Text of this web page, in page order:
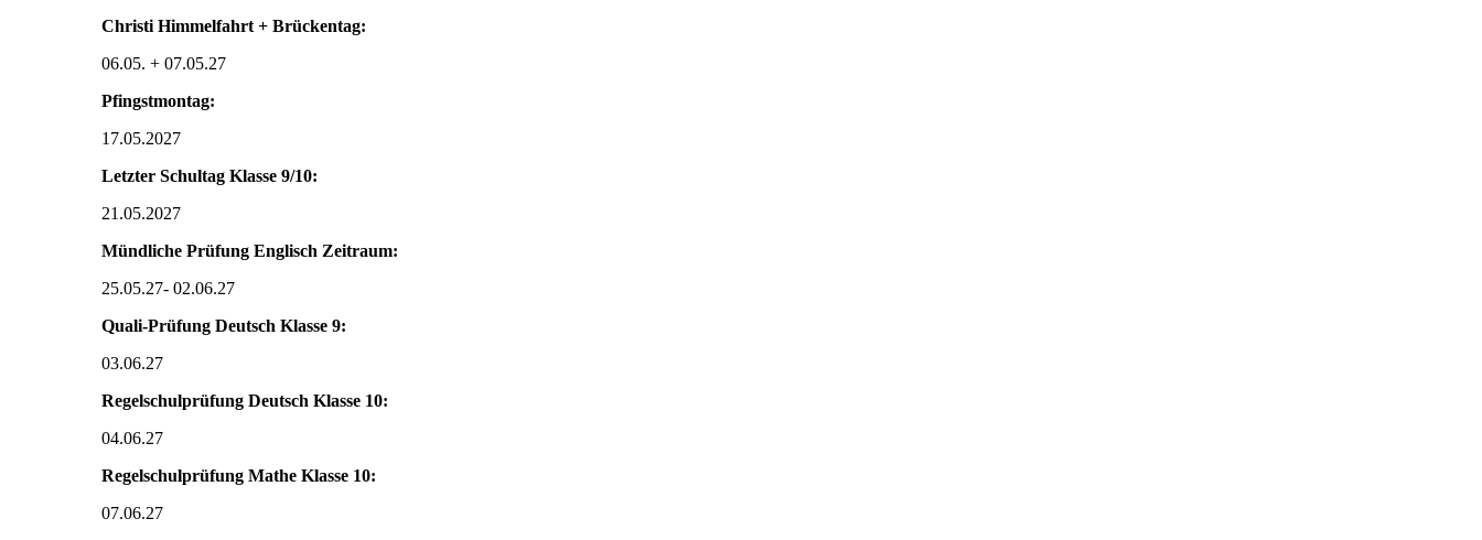
Christi Himmelfahrt + Brückentag:
06.05. + 07.05.27
Pfingstmontag:
17.05.2027
Letzter Schultag Klasse 9/10:
21.05.2027
Mündliche Prüfung Englisch Zeitraum:
25.05.27- 02.06.27
Quali-Prüfung Deutsch Klasse 9:
03.06.27
Regelschulprüfung Deutsch Klasse 10:
04.06.27
Regelschulprüfung Mathe Klasse 10:
07.06.27